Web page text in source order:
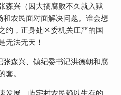
森兴（因大搞腐败不久就入狱
和农民面对面解决问题。谁会想
约，正身处区委机关庄严的国
无法无天！
张森兴、镇纪委书记洪德朝和腐
套。
发展，屿宅村农民赖以生存的